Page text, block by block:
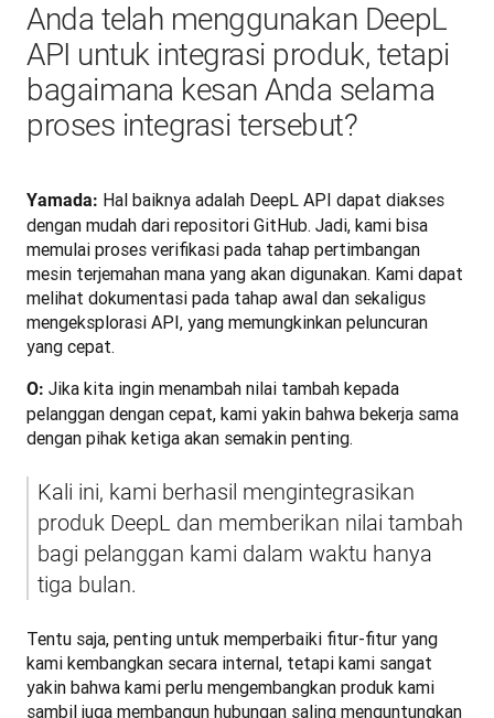
Anda telah menggunakan DeepL
API untuk integrasi produk, tetapi
bagaimana kesan Anda selama
proses integrasi tersebut?
Yamada: Hal baiknya adalah DeepL API dapat diakses
dengan mudah dari repositori GitHub. Jadi, kami bisa
memulai proses verifikasi pada tahap pertimbangan
mesin terjemahan mana yang akan digunakan. Kami dapat
melihat dokumentasi pada tahap awal dan sekaligus
mengeksplorasi API, yang memungkinkan peluncuran
yang cepat.
O: Jika kita ingin menambah nilai tambah kepada
pelanggan dengan cepat, kami yakin bahwa bekerja sama
dengan pihak ketiga akan semakin penting.
Kali ini, kami berhasil mengintegrasikan
produk DeepL dan memberikan nilai tambah
bagi pelanggan kami dalam waktu hanya
tiga bulan.
Tentu saja, penting untuk memperbaiki fitur-fitur yang
kami kembangkan secara internal, tetapi kami sangat
yakin bahwa kami perlu mengembangkan produk kami
sambil juga membangun hubungan saling menguntungkan